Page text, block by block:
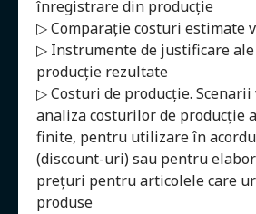
înregistrare din producție
▷ Comparație costuri estimate
▷ Instrumente de justificare
producție rezultate
▷ Costuri de producție.
analiza costurilor de producție
finite, pentru utilizare în
(discount-uri) sau pentru
prețuri pentru articolele care
produse